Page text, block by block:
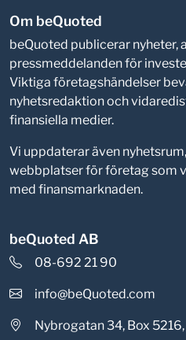
Om beQuoted
beQuoted publicerar nyheter,
pressmeddelanden för
Viktiga företagshändelser
nyhetsredaktion och
finansiella medier.
Vi uppdaterar även
webbplatser för företag som
med finansmarknaden.
beQuoted AB
08-692 21 90
info@beQuoted.com
Nybrogatan 34, Box